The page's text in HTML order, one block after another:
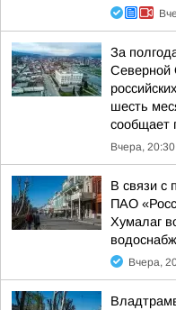
За
Северной
шесть
сообщает
Вчера, 20:30
В связи с
ПАО
Хумалаг
Вчера,